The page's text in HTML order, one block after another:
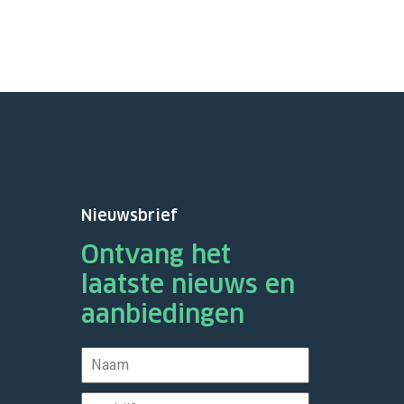
Nieuwsbrief
Ontvang het
laatste nieuws en
aanbiedingen